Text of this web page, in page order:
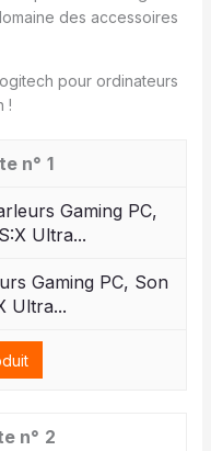
des accessoires
pour ordinateurs
!
1
Gaming PC, Son
Ultra...
2